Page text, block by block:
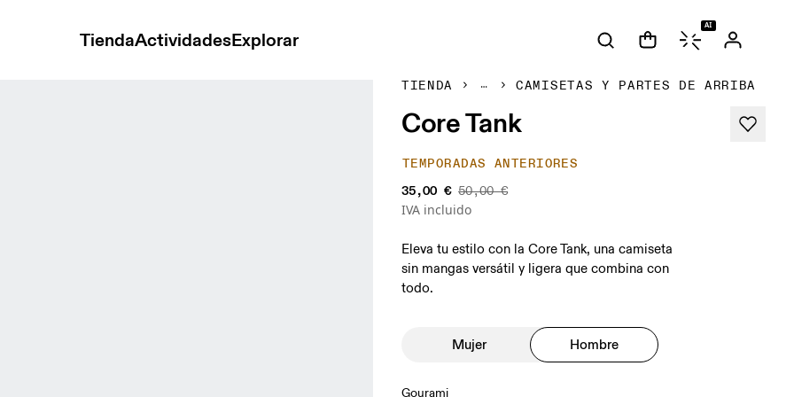
TiendaActividadesExplorar
AI
TIENDA CAMISETAS Y PARTES DE ARRIBA
Core Tank
TEMPORADAS ANTERIORES
35,00 € 50,00 €
IVA incluido
Eleva tu estilo con la Core Tank, una camiseta
sin mangas versátil y ligera que combina con
todo.
Mujer Hombre
Gourami